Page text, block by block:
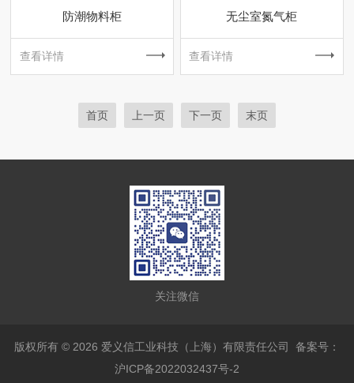
防潮物料柜
查看详情
无尘室氮气柜
查看详情
首页 上一页 下一页 末页
关注微信
版权所有 © 2026 爱义信工业科技（上海）有限责任公司 备案号：
沪ICP备2022032437号-2